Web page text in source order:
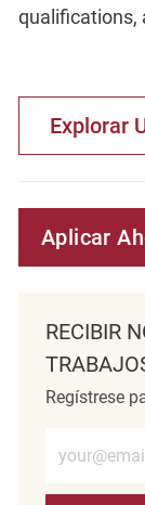
qualifications,
Explorar
Aplicar
RECIBIR
Regístrese